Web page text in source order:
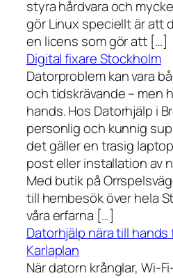
styra hårdvara och
gör Linux speciellt är att
en licens som gör att […]
Digital fixare Stockholm
Datorproblem kan vara
och tidskrävande – men
hands. Hos Datorhjälp i
personlig och kunnig
det gäller en trasig
post eller installation av
Med butik på
till hembesök över hela
våra erfarna […]
Datorhjälp nära till
Karlaplan
När datorn krånglar, Wi-